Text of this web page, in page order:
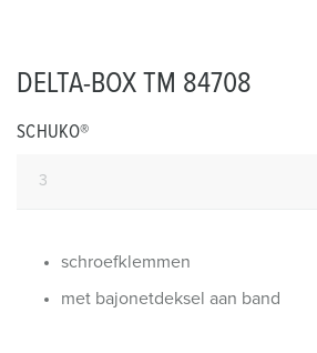
DELTA-BOX TM 84708
SCHUKO®
schroefklemmen
met bajonetdeksel aan band